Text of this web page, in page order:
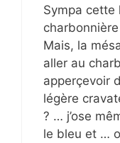
Sympa cette
Mais, la
aller au
apperçevoir
légère
? … j’ose
le bleu et …